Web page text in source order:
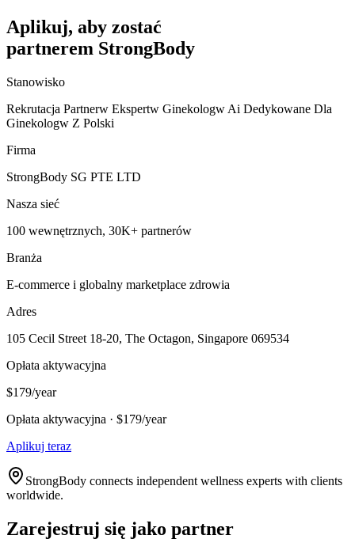
Aplikuj, aby zostać
partnerem StrongBody
Stanowisko
Rekrutacja Partnerw Ekspertw Ginekologw Ai Dedykowane Dla
Ginekologw Z Polski
Firma
StrongBody SG PTE LTD
Nasza sieć
100 wewnętrznych, 30K+ partnerów
Branża
E-commerce i globalny marketplace zdrowia
Adres
105 Cecil Street 18-20, The Octagon, Singapore 069534
Opłata aktywacyjna
$179/year
Opłata aktywacyjna · $179/year
Aplikuj teraz
StrongBody connects independent wellness experts with clients
worldwide.
Zarejestruj się jako partner